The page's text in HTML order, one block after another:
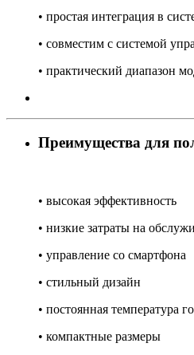
• простая интеграция в
• совместим с системой
• практический диапазон
Преимущества для
• высокая эффективность
• низкие затраты на
• управление со смартфона
• стильный дизайн
• постоянная температура
• компактные размеры